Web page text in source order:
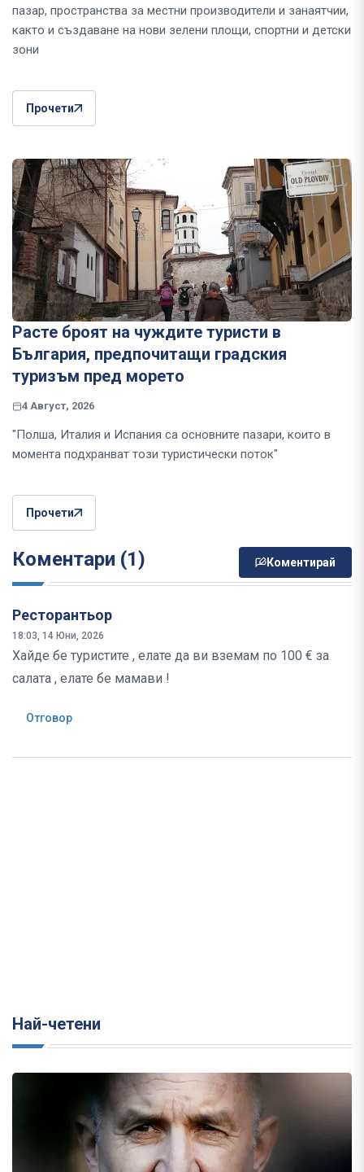
пазар, пространства за местни производители и занаятчии,
както и създаване на нови зелени площи, спортни и детски
зони
Прочети
Расте броят на чуждите туристи в
България, предпочитащи градския
туризъм пред морето
4 Август, 2026
"Полша, Италия и Испания са основните пазари, които в
момента подхранват този туристически поток"
Прочети
Коментари (1) Коментирай
Ресторантьор
18:03, 14 Юни, 2026
Хайде бе туристите , елате да ви вземам по 100 € за
салата , елате бе мамави !
Отговор
Най-четени